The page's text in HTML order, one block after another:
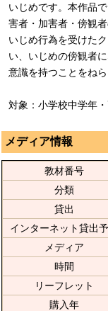
いじめです。本作品
害者・加害者・傍観
いじめ行為を受けた
い、いじめの傍観者
意識を持つことをねら
対象：小学校中学年
メディア情報
教材番号
分類
貸出
インターネット貸出
メディア
時間
リーフレット
購入年